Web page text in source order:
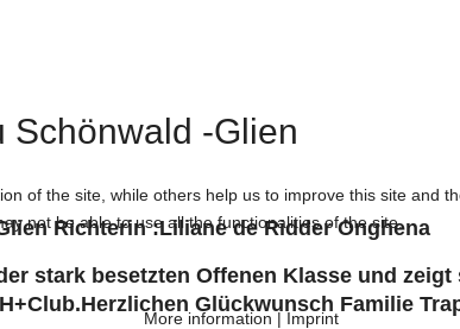
Schönwald -Glien
Richterin :Liliane de Ridder Onghena
stark besetzten Offenen Klasse und
Glückwunsch Familie
of the site, while others help us to improve this site and
not be able to use all the functionalities of the site.
More information|Imprint